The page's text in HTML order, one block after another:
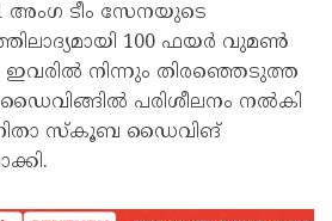
അംഗ ടീം സേനയുടെ
100 ഫയർ വുമൺ
നിന്നും തിരഞ്ഞെടുത്ത
പരിശീലനം നൽകി
സ്കൂബ ഡൈവിങ്